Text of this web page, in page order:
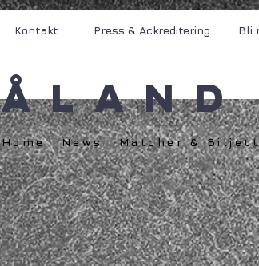
Kontakt Press & Ackreditering Bli
Home News Matcher &